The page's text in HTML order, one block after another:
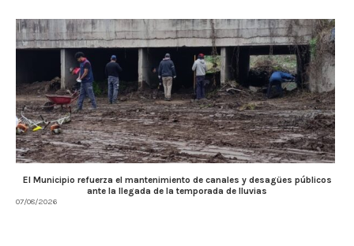
El Municipio refuerza el mantenimiento de canales y desagües públicos
ante la llegada de la temporada de lluvias
07/08/2026